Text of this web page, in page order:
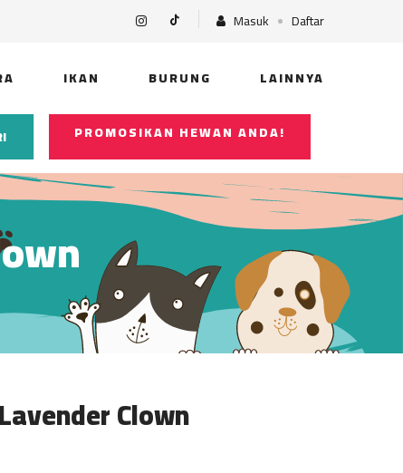
Masuk Daftar
IKAN BURUNG LAINNYA
PROMOSIKAN HEWAN ANDA!
Clown